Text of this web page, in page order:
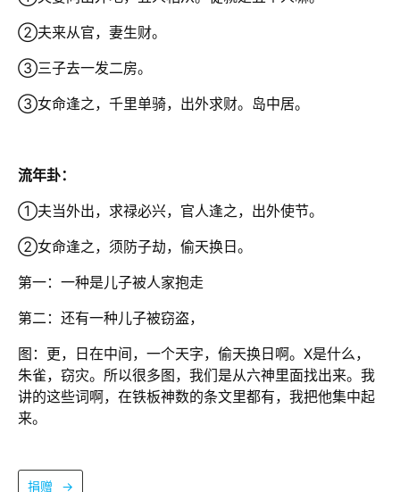
②夫来从官，妻生财。
③三子去一发二房。
③女命逢之，千里单骑，出外求财。岛中居。
流年卦：
①夫当外出，求禄必兴，官人逢之，出外使节。
②女命逢之，须防子劫，偷天换日。
第一：一种是儿子被人家抱走
第二：还有一种儿子被窃盗，
图：更，日在中间，一个天字，偷天换日啊。X是什么，
朱雀，窃灾。所以很多图，我们是从六神里面找出来。我
讲的这些词啊，在铁板神数的条文里都有，我把他集中起
来。
捐赠 →